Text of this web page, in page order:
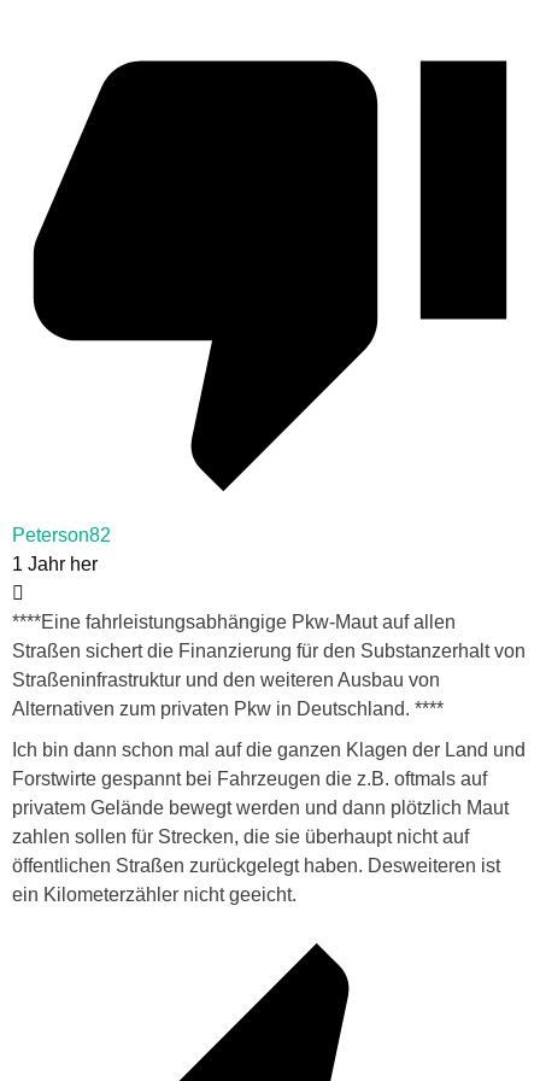
Peterson82
1 Jahr her
****Eine fahrleistungsabhängige Pkw-Maut auf allen
Straßen sichert die Finanzierung für den Substanzerhalt von
Straßeninfrastruktur und den weiteren Ausbau von
Alternativen zum privaten Pkw in Deutschland. ****
Ich bin dann schon mal auf die ganzen Klagen der Land und
Forstwirte gespannt bei Fahrzeugen die z.B. oftmals auf
privatem Gelände bewegt werden und dann plötzlich Maut
zahlen sollen für Strecken, die sie überhaupt nicht auf
öffentlichen Straßen zurückgelegt haben. Desweiteren ist
ein Kilometerzähler nicht geeicht.